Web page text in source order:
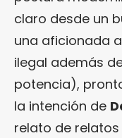
claro desde un
una aficionada
ilegal además
potencia),
la intención de
relato de